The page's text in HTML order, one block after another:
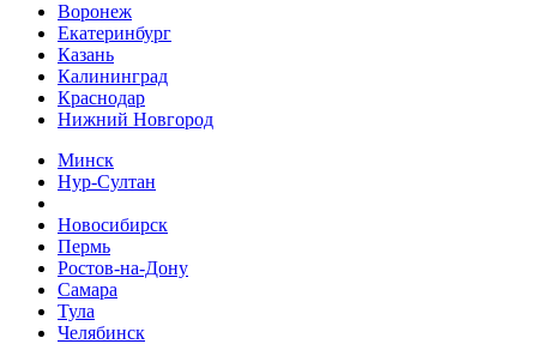
Воронеж
Екатеринбург
Казань
Калининград
Краснодар
Нижний Новгород
Минск
Нур-Султан
Новосибирск
Пермь
Ростов-на-Дону
Самара
Тула
Челябинск